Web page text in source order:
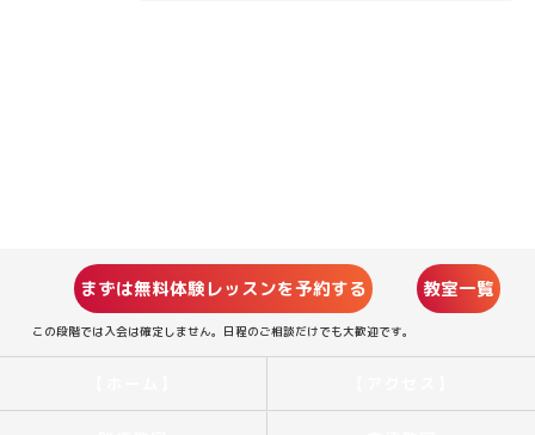
まずは無料体験レッスンを予約する
この段階では入会は確定しません。日程のご相談だけでも大歓迎です。
教室一覧